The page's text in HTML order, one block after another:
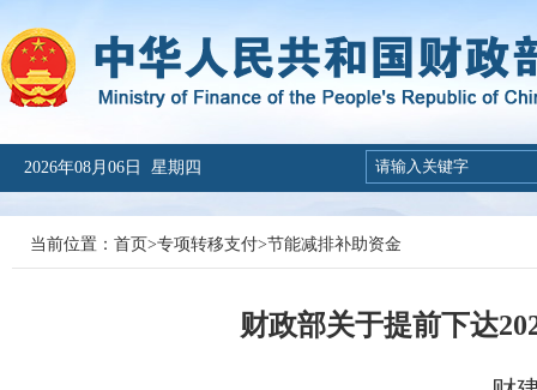
2026年08月06日 星期四
当前位置： 首页>专项转移支付>节能减排补助资金
财政部关于提前下达